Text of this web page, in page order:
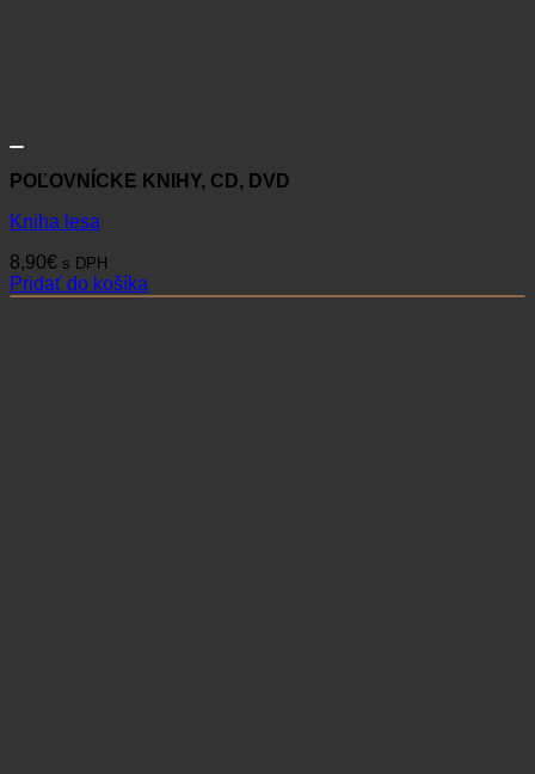
POĽOVNÍCKE KNIHY, CD, DVD
Kniha lesa
8,90€ s DPH
Pridať do košíka